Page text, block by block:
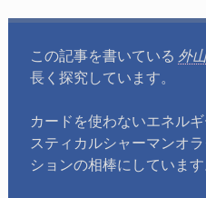
この記事を書いている 外
長く探究しています。
カードを使わないエネル
スティカルシャーマンオ
ションの相棒にしています